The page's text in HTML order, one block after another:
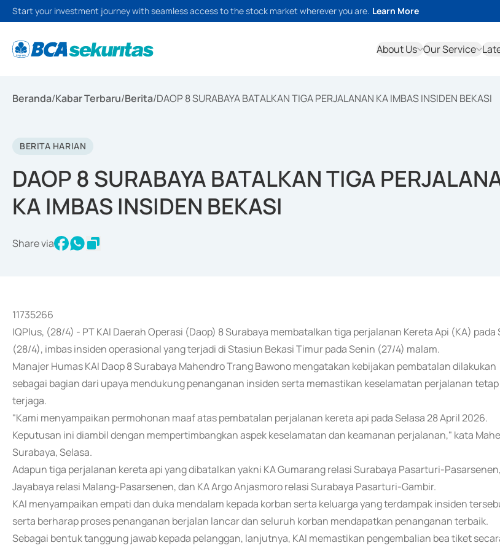
Start your investment journey with seamless access to the stock market wherever you are. Learn More
About Us Our Service
Beranda/Kabar Terbaru/Berita/DAOP 8 SURABAYA BATALKAN TIGA PERJALANAN KA IMBAS INSIDEN BEKASI
BERITA HARIAN
DAOP 8 SURABAYA BATALKAN TIGA
KA IMBAS INSIDEN BEKASI
Share via
11735266
IQPlus, (28/4) - PT KAI Daerah Operasi (Daop) 8 Surabaya membatalkan tiga perjalanan Kereta Api (KA) pada
(28/4), imbas insiden operasional yang terjadi di Stasiun Bekasi Timur pada Senin (27/4) malam.
Manajer Humas KAI Daop 8 Surabaya Mahendro Trang Bawono mengatakan kebijakan pembatalan dilakukan
sebagai bagian dari upaya mendukung penanganan insiden serta memastikan keselamatan perjalanan tetap
terjaga.
"Kami menyampaikan permohonan maaf atas pembatalan perjalanan kereta api pada Selasa 28 April 2026.
Keputusan ini diambil dengan mempertimbangkan aspek keselamatan dan keamanan perjalanan," kata
Surabaya, Selasa.
Adapun tiga perjalanan kereta api yang dibatalkan yakni KA Gumarang relasi Surabaya Pasarturi-
Jayabaya relasi Malang-Pasarsenen, dan KA Argo Anjasmoro relasi Surabaya Pasarturi-Gambir.
KAI menyampaikan empati dan duka mendalam kepada korban serta keluarga yang terdampak insiden
serta berharap proses penanganan berjalan lancar dan seluruh korban mendapatkan penanganan terbaik.
Sebagai bentuk tanggung jawab kepada pelanggan, lanjutnya, KAI memastikan pengembalian bea tiket